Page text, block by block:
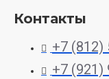
Контакты
+7 (812)
+7 (921)